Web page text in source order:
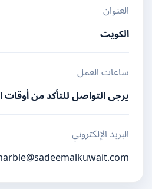
العنوان
الكويت
ساعات العمل
يرجى التواصل للتأكد من أوقات العمل
البريد الإلكتروني
marble@sadeemalkuwait.com